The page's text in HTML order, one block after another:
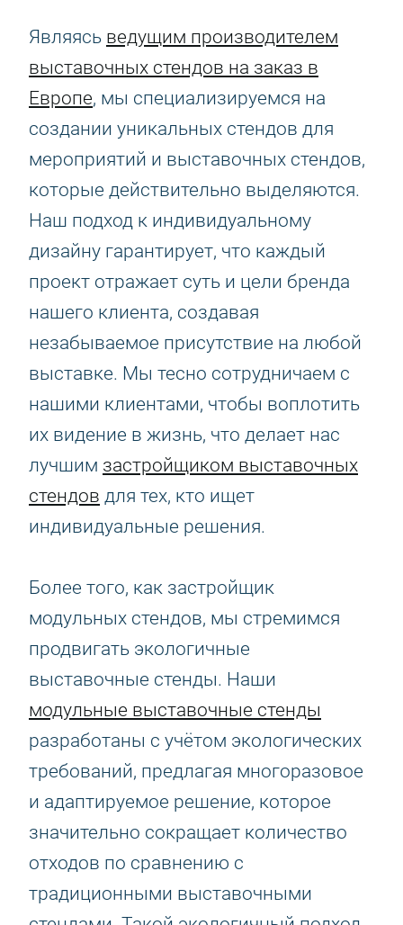
Являясь ведущим производителем
выставочных стендов на заказ в
Европе, мы специализируемся на
создании уникальных стендов для
мероприятий и выставочных стендов,
которые действительно выделяются.
Наш подход к индивидуальному
дизайну гарантирует, что каждый
проект отражает суть и цели бренда
нашего клиента, создавая
незабываемое присутствие на любой
выставке. Мы тесно сотрудничаем с
нашими клиентами, чтобы воплотить
их видение в жизнь, что делает нас
лучшим застройщиком выставочных
стендов для тех, кто ищет
индивидуальные решения.
Более того, как застройщик
модульных стендов, мы стремимся
продвигать экологичные
выставочные стенды. Наши
модульные выставочные стенды
разработаны с учётом экологических
требований, предлагая многоразовое
и адаптируемое решение, которое
значительно сокращает количество
отходов по сравнению с
традиционными выставочными